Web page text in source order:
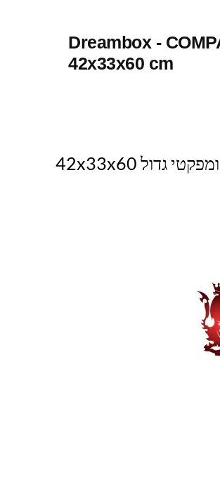
Dreambox -
42x33x60 cm
דרימבוקס – פרלון אוטומטי קומפקטי גדול 42x33x60